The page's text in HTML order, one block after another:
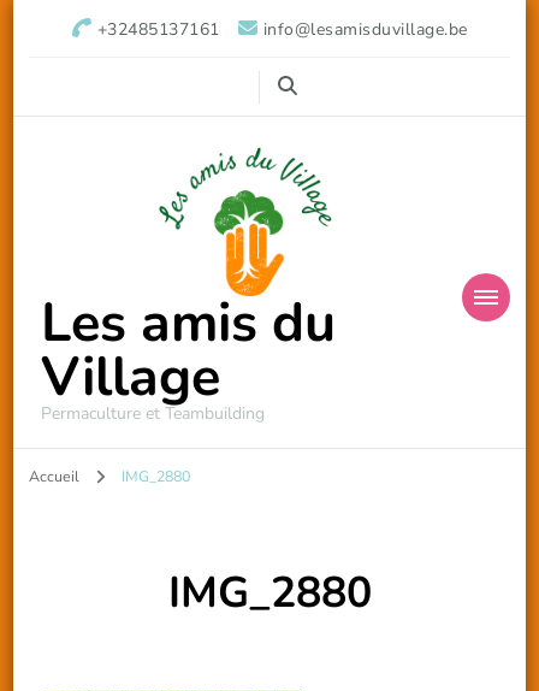
+32485137161 info@lesamisduvillage.be
Les amis du
Village
Permaculture et Teambuilding
Accueil IMG_2880
IMG_2880